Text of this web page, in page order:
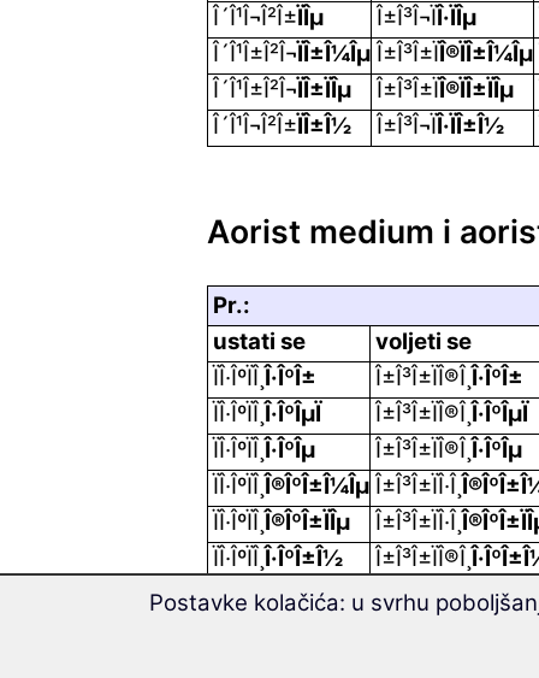
Î´Î¹Î¬Î²Î±ÏÎµ Î±Î³Î¬ÏÎ·ÏÎµ
Î´Î¹Î±Î²Î¬ÏÎ±Î¼Îµ Î±Î³Î±ÏÎ®ÏÎ±Î¼Îµ
Î´Î¹Î±Î²Î¬ÏÎ±ÏÎµ Î±Î³Î±ÏÎ®ÏÎ±ÏÎµ
Î´Î¹Î¬Î²Î±ÏÎ±Î½ Î±Î³Î¬ÏÎ·ÏÎ±Î½
Aorist medium i
Pr.:
ustati se
voljeti se
ÏÎ·ÎºÏÎ¸Î·ÎºÎ± Î±Î³Î±ÏÎ®Î¸Î·ÎºÎ±
ÏÎ·ÎºÏÎ¸Î·ÎºÎµÏ Î±Î³Î±ÏÎ®Î¸Î·ÎºÎµÏ
ÏÎ·ÎºÏÎ¸Î·ÎºÎµ Î±Î³Î±ÏÎ®Î¸Î·ÎºÎµ
ÏÎ·ÎºÏÎ¸Î®ÎºÎ±Î¼Îµ Î±Î³Î±ÏÎ·Î¸
ÏÎ·ÎºÏÎ¸Î®ÎºÎ±ÏÎµ Î±Î³Î±ÏÎ·Î¸
ÏÎ·ÎºÏÎ¸Î·ÎºÎ±Î½ Î±Î³Î±ÏÎ®Î¸
Postavke kolačića: u svrhu